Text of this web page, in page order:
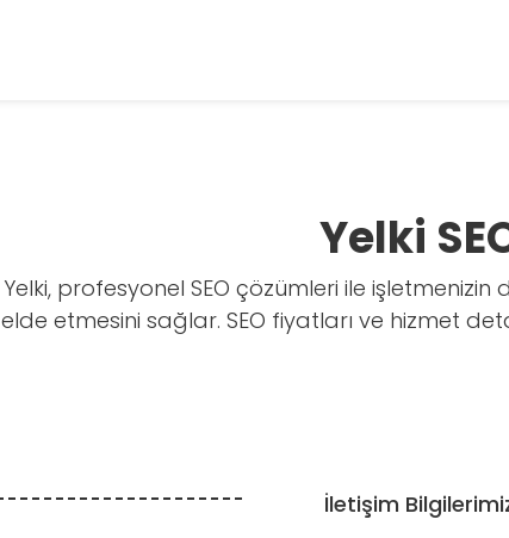
Yelki
Yelki, profesyonel SEO çözümleri ile
elde etmesini sağlar. SEO fiyatları ve hizmet
İletişim